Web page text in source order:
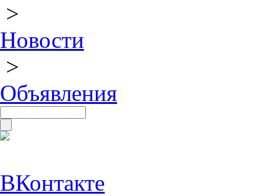
>
Новости
>
Объявления
ВКонтакте